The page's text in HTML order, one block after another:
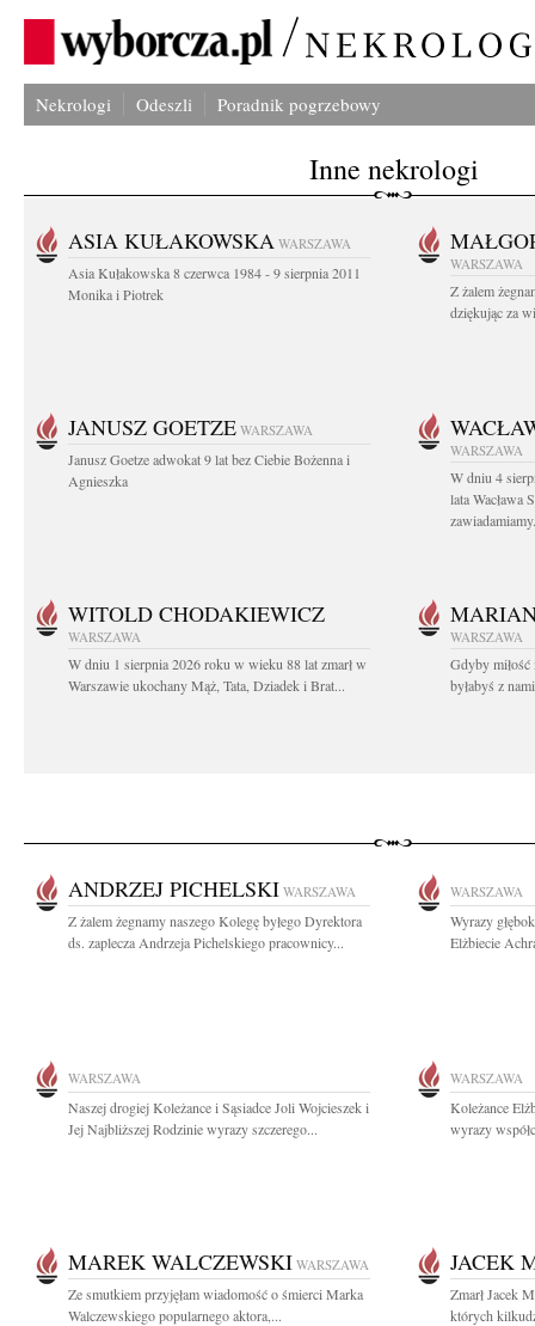
Nekrologi Odeszli Poradnik pogrzebowy
Inne nekrologi
ASIA KUŁAKOWSKA WARSZAWA
Asia Kułakowska 8 czerwca 1984 - 9 sierpnia 2011
Monika i Piotrek
WARSZAWA
Z żalem
dziękując za
JANUSZ GOETZE WARSZAWA
Janusz Goetze adwokat 9 lat bez Ciebie Bożenna i
Agnieszka
WARSZAWA
W dniu 4
lata Wacława
WITOLD CHODAKIEWICZ
WARSZAWA
W dniu 1 sierpnia 2026 roku w wieku 88 lat zmarł w
Warszawie ukochany Mąż, Tata, Dziadek i Brat...
WARSZAWA
Gdyby miłość
byłabyś z
ANDRZEJ PICHELSKI WARSZAWA
Z żalem żegnamy naszego Kolegę byłego Dyrektora
ds. zaplecza Andrzeja Pichelskiego pracownicy...
WARSZAWA
Wyrazy
Elżbiecie
WARSZAWA
Naszej drogiej Koleżance i Sąsiadce Joli Wojcieszek i
Jej Najbliższej Rodzinie wyrazy szczerego...
WARSZAWA
Koleżance
wyrazy
MAREK WALCZEWSKI WARSZAWA
Ze smutkiem przyjęłam wiadomość o śmierci Marka
Walczewskiego popularnego aktora,...
JACEK
Zmarł Jacek
których